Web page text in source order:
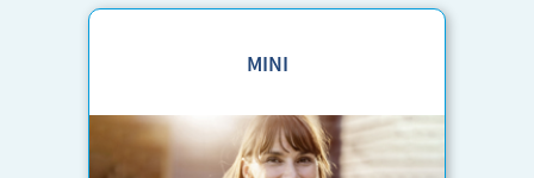
MINI